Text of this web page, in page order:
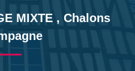
/ LOUÉS
MIXTE , Chalons